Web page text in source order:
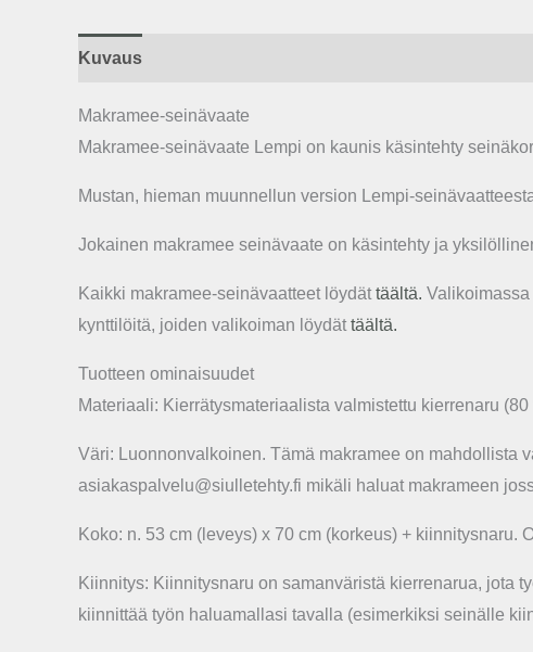
Kuvaus
Makramee-seinävaate
Makramee-seinävaate Lempi on kaunis käsintehty
Mustan, hieman muunnellun version Lempi-
Jokainen makramee seinävaate on käsintehty ja
Kaikki makramee-seinävaatteet löydät täältä.
kynttilöitä, joiden valikoiman löydät täältä.
Tuotteen ominaisuudet
Materiaali: Kierrätysmateriaalista valmistettu kierrenaru
Väri: Luonnonvalkoinen. Tämä makramee on mahdollista
asiakaspalvelu@siulletehty.fi mikäli haluat makrameen
Koko: n. 53 cm (leveys) x 70 cm (korkeus) +
Kiinnitys: Kiinnitysnaru on samanväristä kierrenarua, jota
kiinnittää työn haluamallasi tavalla (esimerkiksi seinälle